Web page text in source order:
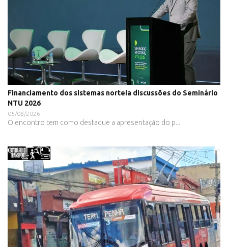
Financiamento dos sistemas norteia discussões do Seminário
NTU 2026
05/08/2026
O encontro tem como destaque a apresentação do p...